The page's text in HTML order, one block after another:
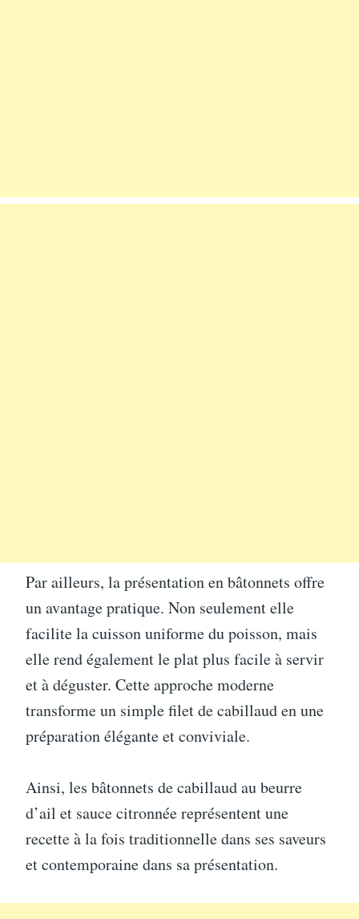
Par ailleurs, la présentation en bâtonnets offre
un avantage pratique. Non seulement elle
facilite la cuisson uniforme du poisson, mais
elle rend également le plat plus facile à servir
et à déguster. Cette approche moderne
transforme un simple filet de cabillaud en une
préparation élégante et conviviale.
Ainsi, les bâtonnets de cabillaud au beurre
d’ail et sauce citronnée représentent une
recette à la fois traditionnelle dans ses saveurs
et contemporaine dans sa présentation.